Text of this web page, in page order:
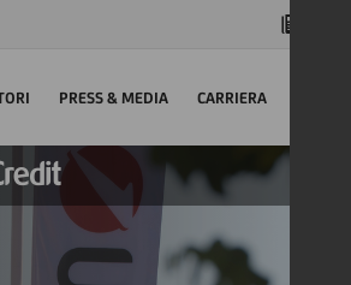
PRESS & MEDIA CARRIERA